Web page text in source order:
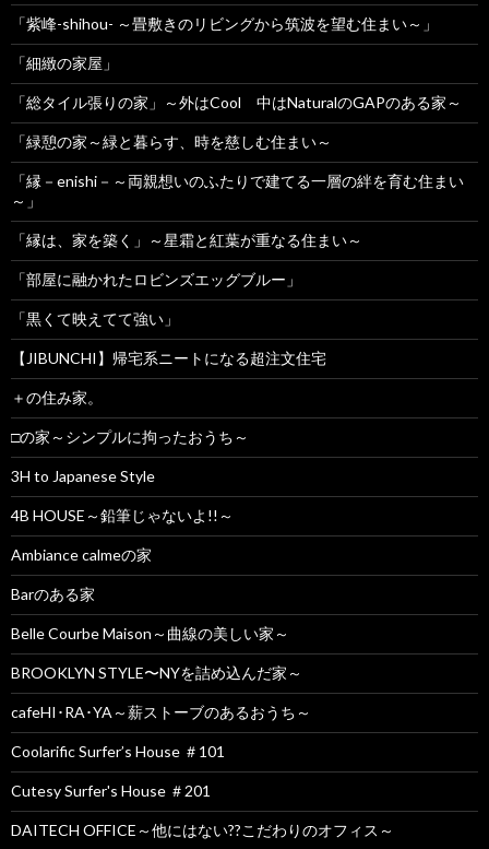
「紫峰-shihou- ～畳敷きのリビングから筑波を望む住まい～」
「細緻の家屋」
「総タイル張りの家」～外はCool 中はNaturalのGAPのある家～
「緑憩の家～緑と暮らす、時を慈しむ住まい～
「縁－enishi－～両親想いのふたりで建てる一層の絆を育む住まい
～」
「縁は、家を築く」～星霜と紅葉が重なる住まい～
「部屋に融かれたロビンズエッグブルー」
「黒くて映えてて強い」
【JIBUNCHI】帰宅系ニートになる超注文住宅
＋の住み家。
□の家～シンプルに拘ったおうち～
3H to Japanese Style
4B HOUSE～鉛筆じゃないよ!!～
Ambiance calmeの家
Barのある家
Belle Courbe Maison～曲線の美しい家～
BROOKLYN STYLE〜NYを詰め込んだ家～
cafeHI･RA･YA～薪ストーブのあるおうち～
Coolarific Surfer’s House ＃101
Cutesy Surfer's House ＃201
DAITECH OFFICE～他にはない??こだわりのオフィス～